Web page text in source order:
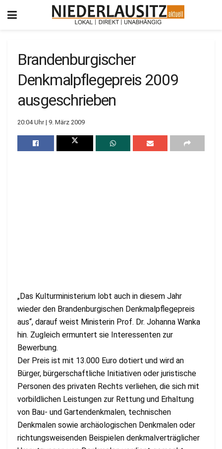
Brandenburgischer
Denkmalpflegepreis 2009
ausgeschrieben
20:04 Uhr | 9. März 2009
„Das Kulturministerium lobt auch in diesem Jahr
wieder den Brandenburgischen Denkmalpflegepreis
aus“, darauf weist Ministerin Prof. Dr. Johanna Wanka
hin. Zugleich ermuntert sie Interessenten zur
Bewerbung.
Der Preis ist mit 13.000 Euro dotiert und wird an
Bürger, bürgerschaftliche Initiativen oder juristische
Personen des privaten Rechts verliehen, die sich mit
vorbildlichen Leistungen zur Rettung und Erhaltung
von Bau- und Gartendenkmalen, technischen
Denkmalen sowie archäologischen Denkmalen oder
richtungsweisenden Beispielen denkmalverträglicher